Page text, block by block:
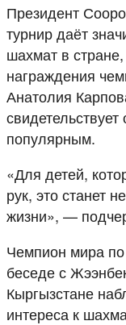
Президент
турнир даёт
шахмат в
награждения
Анатолия
популярным.
«Для детей,
рук, это станет
жизни», —
Чемпион мира
беседе с
Кыргызстане
интереса к